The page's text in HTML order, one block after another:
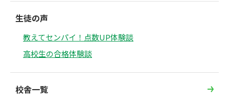
生徒の声
教えてセンパイ！点数UP体験談
高校生の合格体験談
校舎一覧